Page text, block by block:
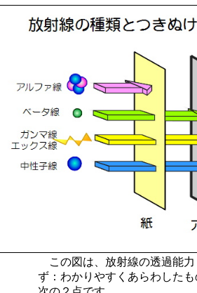
この図は、放射線の透過能力
ず：わかりやすくあらわした